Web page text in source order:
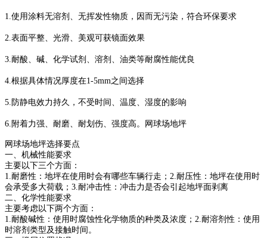
1.使用涂料无溶剂、无挥发性物质，因而无污染，符合环保要求
2.表面平整、光滑、美观可获镜面效果
3.耐酸、碱、化学试剂、溶剂、油类等耐腐性能优良
4.根据具体情况厚度在1-5mm之间选择
5.防静电效力持久，不受时间、温度、湿度的影响
6.附着力强、耐磨、耐划伤、强度高。网球场地坪
网球场地坪选择要点
一、机械性能要求
主要以下三个方面：
1.耐磨性：地坪在使用时会有哪些车辆行走；2.耐压性：地坪在使用时
会承受多大荷载；3.耐冲击性：冲击力是否会引起地坪面剥离
二、化学性能要求
主要考虑以下两个方面：
1.耐酸碱性：使用时腐蚀性化学物质的种类及浓度；2.耐溶剂性：使用
时溶剂类型及接触时间。